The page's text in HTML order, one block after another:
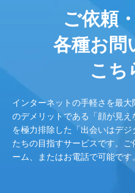
ご依頼
各種お問
こち
インターネットの手軽さを最
のデメリットである「顔が見え
を極力排除した「出会いはデ
たちの目指すサービスです。
ーム、またはお電話で可能です。